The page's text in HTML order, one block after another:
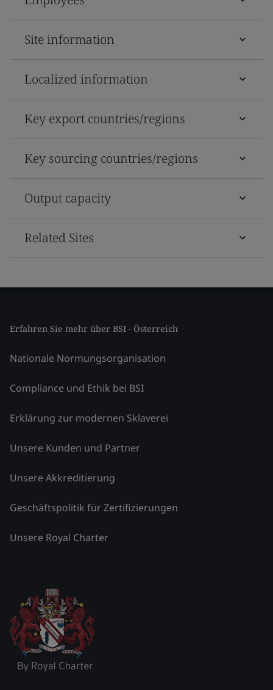
Site information
Localized information
Key export countries/regions
Key sourcing countries/regions
Output capacity
Related Sites
Erfahren Sie mehr über BSI - Österreich
Nationale Normungsorganisation
Compliance und Ethik bei BSI
Erklärung zur modernen Sklaverei
Unsere Kunden und Partner
Unsere Akkreditierung
Geschäftspolitik für Zertifizierungen
Unsere Royal Charter